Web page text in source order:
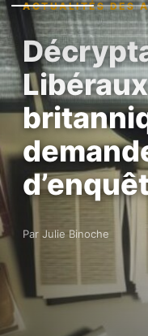
ACTUALITÉS DES
Par Julie Binoche